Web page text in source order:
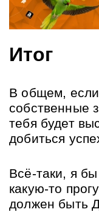
Итог
В общем,
собственные
тебя будет
добиться
Всё-таки, я
какую-то
должен быть